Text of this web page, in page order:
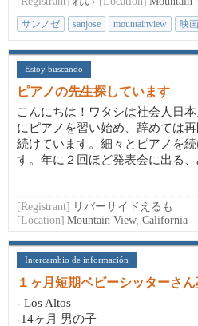
サンノゼ sanjose mountainview 映画
Estoy buscando
ピアノの先生探しています
こんにちは！ワタシは社会人日
にピアノを習い始め、辞めては
続けています。細々とピアノを
す。年に２回ほど発表会に出る
[Registrant] リバーサイドえるも
[Location] Mountain View, California
Intercambio de información
１ヶ月短期ベビーシッターさん
- Los Altos
-14ヶ月 男の子